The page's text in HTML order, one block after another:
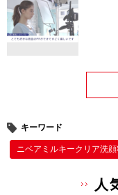
キーワード
ニベアミルキークリア洗
人